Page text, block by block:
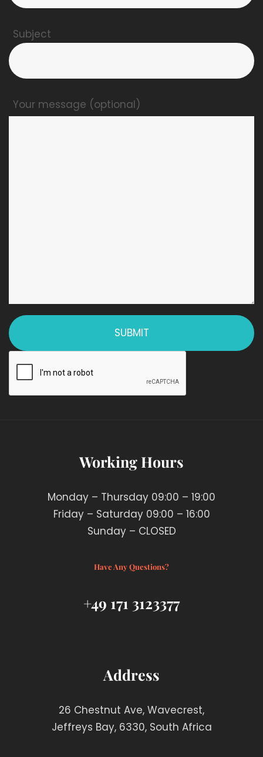
Subject
Your message (optional)
Working Hours
Monday – Thursday 09:00 – 19:00
Friday – Saturday 09:00 – 16:00
Sunday – CLOSED
Have Any Questions?
+49 171 3123377
Address
26 Chestnut Ave, Wavecrest,
Jeffreys Bay, 6330, South Africa